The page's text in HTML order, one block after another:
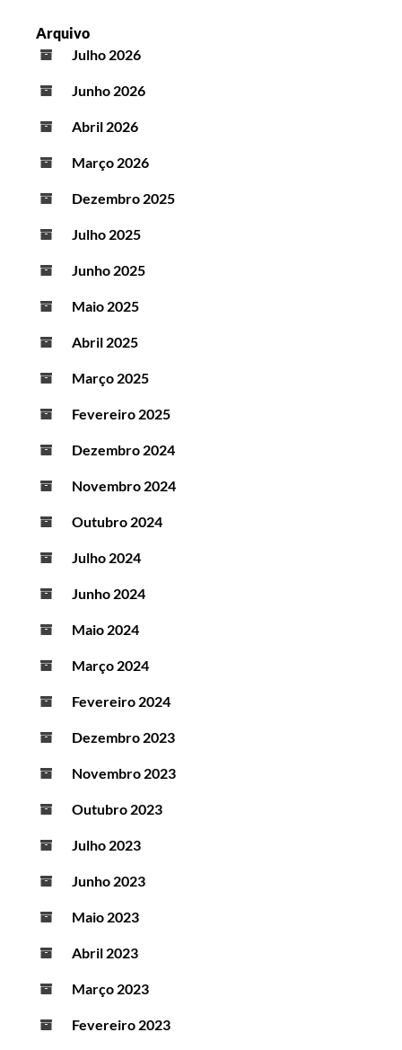
Arquivo
Julho 2026
Junho 2026
Abril 2026
Março 2026
Dezembro 2025
Julho 2025
Junho 2025
Maio 2025
Abril 2025
Março 2025
Fevereiro 2025
Dezembro 2024
Novembro 2024
Outubro 2024
Julho 2024
Junho 2024
Maio 2024
Março 2024
Fevereiro 2024
Dezembro 2023
Novembro 2023
Outubro 2023
Julho 2023
Junho 2023
Maio 2023
Abril 2023
Março 2023
Fevereiro 2023